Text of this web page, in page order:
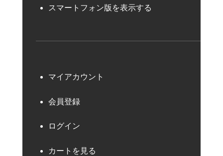
スマートフォン版を表示する
マイアカウント
会員登録
ログイン
カートを見る